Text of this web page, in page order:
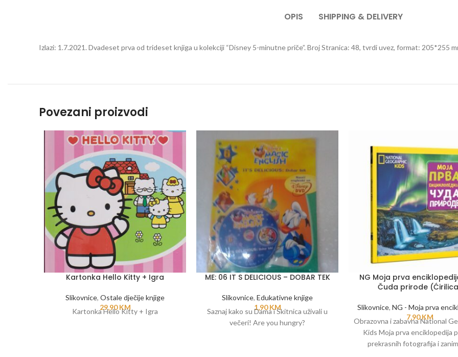
OPIS SHIPPING & DELIVERY
Izlazi: 1.7.2021. Dvadeset prva od trideset knjiga u kolekciji “Disney 5-minutne priče”. Broj Stranica: 48, tvrdi uvez, format: 205*255
Povezani proizvodi
Kartonka Hello Kitty + Igra
Slikovnice, Ostale dječije knjige
29,90KM
Kartonka Hello Kitty + Igra
ME: 06 IT S DELICIOUS – DOBAR TEK
Slikovnice, Edukativne knjige
1,90KM
Saznaj kako su Dama i Skitnica uživali u
večeri! Are you hungry?
NG Moja prva
Čuda prirode
Slikovnice, NG - Moja prva
7,90KM
Obrazovna i zabavna National
Kids Moja prva enciklopedija
prekrasnih fotografija i